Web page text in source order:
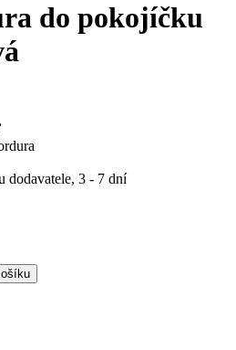
do pokojíčku
dodavatele, 3 - 7 dní